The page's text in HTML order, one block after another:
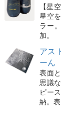
【星
星空
ラー
加。
アス
ーん
表面
思議
ピー
納。